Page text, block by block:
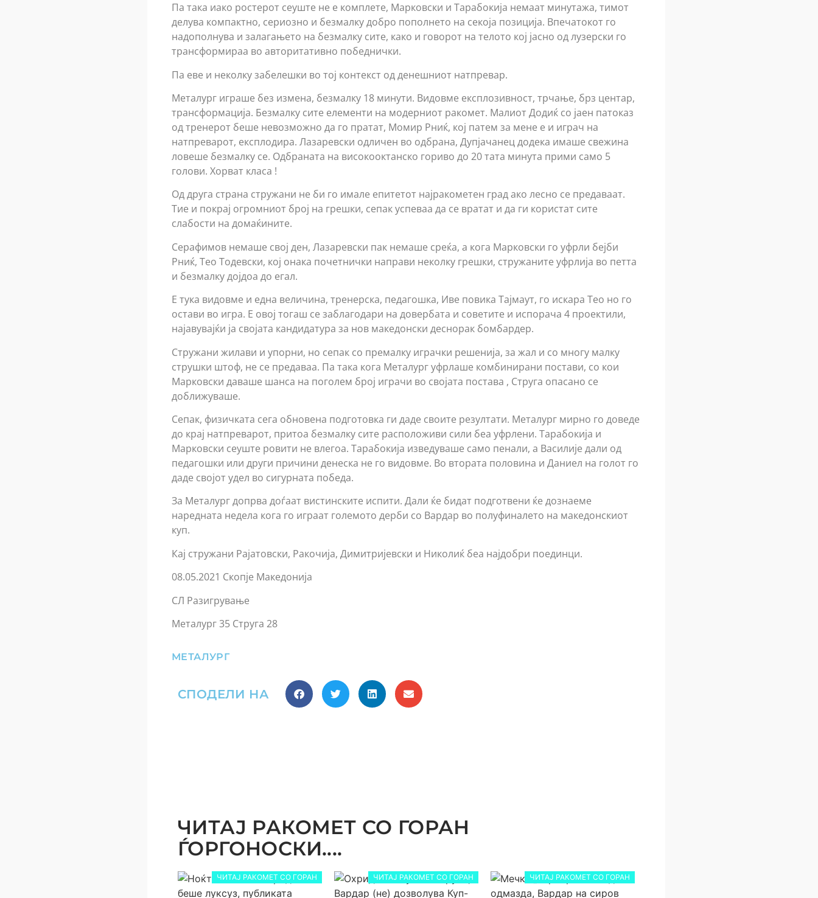
Па така иако ростерот сеуште не е комплете, Марковски и Тарабокија немаат минутажа, тимот
делува компактно, сериозно и безмалку добро пополнето на секоја позиција. Впечатокот го
надополнува и залагањето на безмалку сите, како и говорот на телото кој јасно од лузерски го
трансформираа во авторитативно победнички.
Па еве и неколку забелешки во тој контекст од денешниот натпревар.
Металург играше без измена, безмалку 18 минути. Видовме експлозивност, трчање, брз центар,
трансформација. Безмалку сите елементи на модерниот ракомет. Малиот Додиќ со јаен патоказ
од тренерот беше невозможно да го пратат, Момир Рниќ, кој патем за мене е и играч на
натпреварот, експлодира. Лазаревски одличен во одбрана, Дупјачанец додека имаше свежина
ловеше безмалку се. Одбраната на високооктанско гориво до 20 тата минута прими само 5
голови. Хорват класа !
Од друга страна стружани не би го имале епитетот најракометен град ако лесно се предаваат.
Тие и покрај огромниот број на грешки, сепак успеваа да се вратат и да ги користат сите
слабости на домаќините.
Серафимов немаше свој ден, Лазаревски пак немаше среќа, а кога Марковски го уфрли бејби
Рниќ, Тео Тодевски, кој онака почетнички направи неколку грешки, стружаните уфрлија во петта
и безмалку дојдоа до егал.
Е тука видовме и една величина, тренерска, педагошка, Иве повика Тајмаут, го искара Тео но го
остави во игра. Е овој тогаш се заблагодари на довербата и советите и испорача 4 проектили,
најавувајќи ја својата кандидатура за нов македонски деснорак бомбардер.
Стружани жилави и упорни, но сепак со премалку играчки решенија, за жал и со многу малку
струшки штоф, не се предаваа. Па така кога Металург уфрлаше комбинирани постави, со кои
Марковски даваше шанса на поголем број играчи во својата постава , Струга опасано се
доближуваше.
Сепак, физичката сега обновена подготовка ги даде своите резултати. Металург мирно го доведе
до крај натпреварот, притоа безмалку сите расположиви сили беа уфрлени. Тарабокија и
Марковски сеуште ровити не влегоа. Тарабокија изведуваше само пенали, а Василије дали од
педагошки или други причини денеска не го видовме. Во втората половина и Даниел на голот го
даде својот удел во сигурната победа.
За Металург допрва доѓаат вистинските испити. Дали ќе бидат подготвени ќе дознаеме
наредната недела кога го играат големото дерби со Вардар во полуфиналето на македонскиот
куп.
Кај стружани Рајатовски, Ракочија, Димитријевски и Николиќ беа најдобри поединци.
08.05.2021 Скопје Македонија
СЛ Разигрување
Металург 35 Струга 28
МЕТАЛУРГ
СПОДЕЛИ НА
ЧИТАЈ РАКОМЕТ СО ГОРАН
ЃОРГОНОСКИ....
ЧИТАЈ РАКОМЕТ СО ГОРАН ЧИТАЈ РАКОМЕТ СО ГОРАН ЧИТАЈ РАКОМЕТ СО ГОРАН